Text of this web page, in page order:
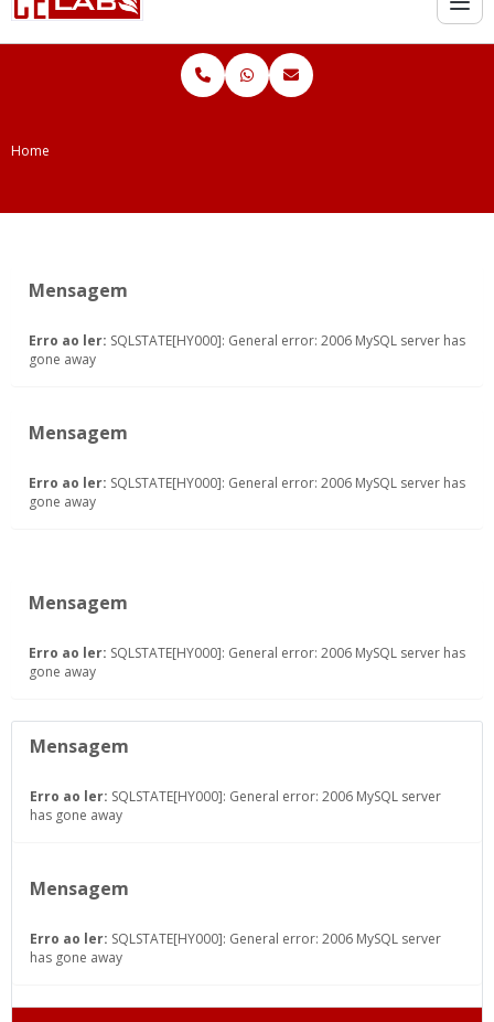
Home
Mensagem
Erro ao ler: SQLSTATE[HY000]: General error: 2006 MySQL server has
gone away
Mensagem
Erro ao ler: SQLSTATE[HY000]: General error: 2006 MySQL server has
gone away
Mensagem
Erro ao ler: SQLSTATE[HY000]: General error: 2006 MySQL server has
gone away
Mensagem
Erro ao ler: SQLSTATE[HY000]: General error: 2006 MySQL server
has gone away
Mensagem
Erro ao ler: SQLSTATE[HY000]: General error: 2006 MySQL server
has gone away